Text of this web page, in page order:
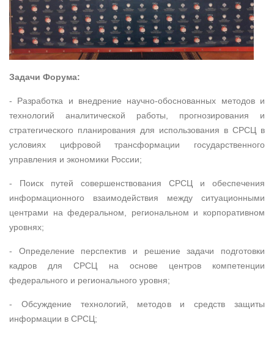
Задачи Форума:
- Разработка и внедрение научно-обоснованных методов и
технологий аналитической работы, прогнозирования и
стратегического планирования для использования в СРСЦ в
условиях цифровой трансформации государственного
управления и экономики России;
- Поиск путей совершенствования СРСЦ и обеспечения
информационного взаимодействия между ситуационными
центрами на федеральном, региональном и корпоративном
уровнях;
- Определение перспектив и решение задачи подготовки
кадров для СРСЦ на основе центров компетенции
федерального и регионального уровня;
- Обсуждение технологий, методов и средств защиты
информации в СРСЦ;